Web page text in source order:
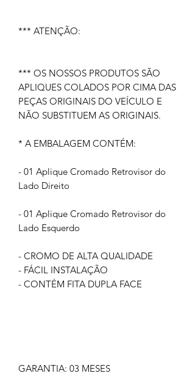
*** ATENÇÃO:
*** OS NOSSOS PRODUTOS SÃO
APLIQUES COLADOS POR CIMA DAS
PEÇAS ORIGINAIS DO VEÍCULO E
NÃO SUBSTITUEM AS ORIGINAIS.
* A EMBALAGEM CONTÉM:
- 01 Aplique Cromado Retrovisor do
Lado Direito
- 01 Aplique Cromado Retrovisor do
Lado Esquerdo
- CROMO DE ALTA QUALIDADE
- FÁCIL INSTALAÇÃO
- CONTÉM FITA DUPLA FACE
GARANTIA: 03 MESES